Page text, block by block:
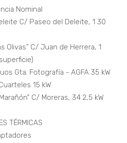
Nominal
C/ Paseo del Deleite, 1 30
Olivas” C/ Juan de Herrera, 1
Gta. Fotografía - AGFA 35 kW
15 kW
C/ Moreras, 34 2,5 kW
TÉRMICAS